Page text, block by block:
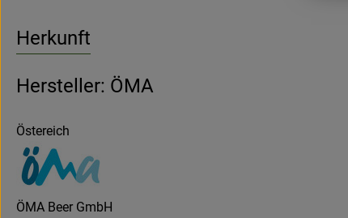
Herkunft
Hersteller: ÖMA
Östereich
ÖMA Beer GmbH